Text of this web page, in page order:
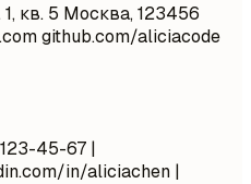
кв. 5 Москва, 123456
github.com/aliciacode
45-67 |
in/aliciachen |